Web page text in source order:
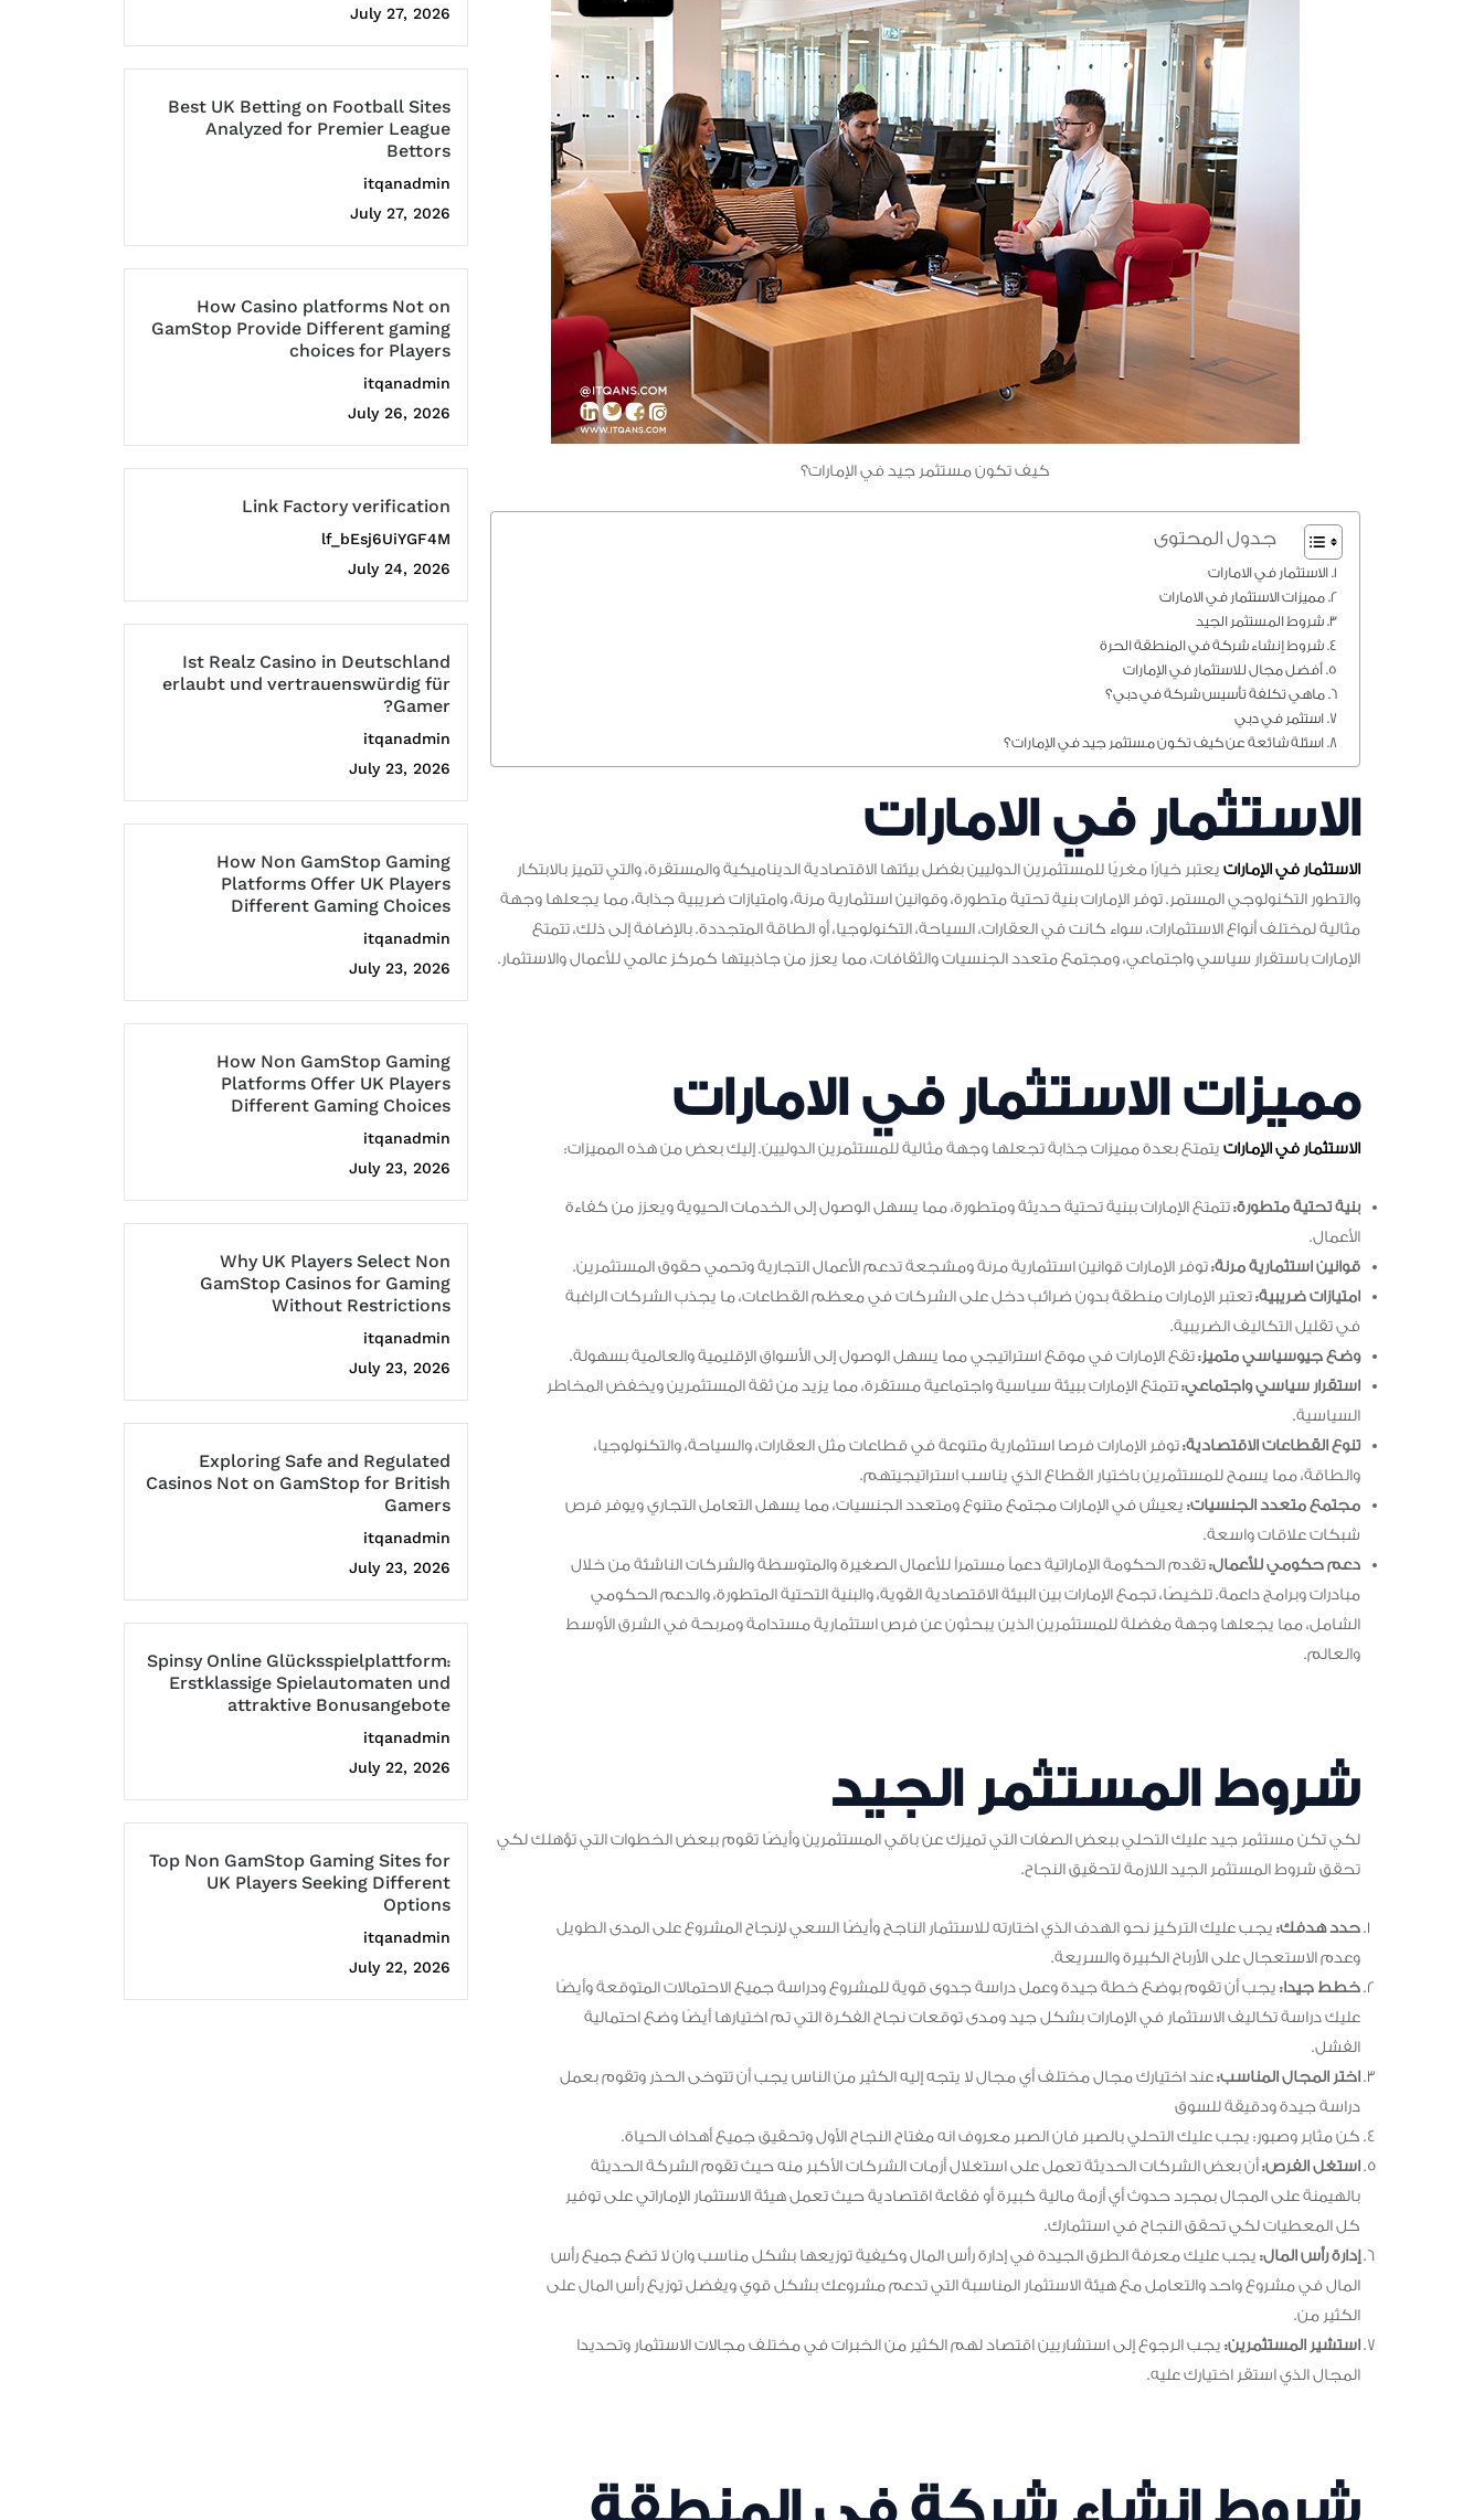
كيف تكون مستثمر جيد في الإمارات؟
جدول المحتوى
الاستثمار في الامارات
مميزات الاستثمار في الامارات
شروط المستثمر الجيد
شروط إنشاء شركة في المنطقة الحرة
أفضل مجال للاستثمار في الإمارات
ماهي تكلفة تأسيس شركة في دبي؟
استثمر في دبي
اسئلة شائعة عن كيف تكون مستثمر جيد في الإمارات؟
الاستثمار في الامارات
الاستثمار في الإمارات يعتبر خيارًا مغريًا للمستثمرين الدوليين بفضل بيئتها الاقتصادية الديناميكية والمستقرة، والتي تتميز بالابتكار
والتطور التكنولوجي المستمر. توفر الإمارات بنية تحتية متطورة، وقوانين استثمارية مرنة، وامتيازات ضريبية جذابة، مما يجعلها وجهة
مثالية لمختلف أنواع الاستثمارات، سواء كانت في العقارات، السياحة، التكنولوجيا، أو الطاقة المتجددة. بالإضافة إلى ذلك، تتمتع
الإمارات باستقرار سياسي واجتماعي، ومجتمع متعدد الجنسيات والثقافات، مما يعزز من جاذبيتها كمركز عالمي للأعمال والاستثمار.
مميزات الاستثمار في الامارات
الاستثمار في الإمارات يتمتع بعدة مميزات جذابة تجعلها وجهة مثالية للمستثمرين الدوليين. إليك بعض من هذه المميزات:
بنية تحتية متطورة:تتمتع الإمارات ببنية تحتية حديثة ومتطورة، مما يسهل الوصول إلى الخدمات الحيوية ويعزز من كفاءة
الأعمال.
قوانين استثمارية مرنة:توفر الإمارات قوانين استثمارية مرنة ومشجعة تدعم الأعمال التجارية وتحمي حقوق المستثمرين.
امتيازات ضريبية:تعتبر الإمارات منطقة بدون ضرائب دخل على الشركات في معظم القطاعات، ما يجذب الشركات الراغبة
في تقليل التكاليف الضريبية.
وضع جيوسياسي متميز:تقع الإمارات في موقع استراتيجي مما يسهل الوصول إلى الأسواق الإقليمية والعالمية بسهولة.
استقرار سياسي واجتماعي:تتمتع الإمارات ببيئة سياسية واجتماعية مستقرة، مما يزيد من ثقة المستثمرين ويخفض المخاطر
السياسية.
تنوع القطاعات الاقتصادية:توفر الإمارات فرصا استثمارية متنوعة في قطاعات مثل العقارات، والسياحة، والتكنولوجيا،
والطاقة، مما يسمح للمستثمرين باختيار القطاع الذي يناسب استراتيجيتهم.
مجتمع متعدد الجنسيات: يعيش في الإمارات مجتمع متنوع ومتعدد الجنسيات، مما يسهل التعامل التجاري ويوفر فرص
شبكات علاقات واسعة.
دعم حكومي للأعمال:تقدم الحكومة الإماراتية دعماً مستمراً للأعمال الصغيرة والمتوسطة والشركات الناشئة من خلال
مبادرات وبرامج داعمة. تلخيصًا، تجمع الإمارات بين البيئة الاقتصادية القوية، والبنية التحتية المتطورة، والدعم الحكومي
الشامل، مما يجعلها وجهة مفضلة للمستثمرين الذين يبحثون عن فرص استثمارية مستدامة ومربحة في الشرق الأوسط
والعالم.
شروط المستثمر الجيد
لكي تكن مستثمر جيد عليك التحلي ببعض الصفات التي تميزك عن باقي المستثمرين وأيضًا تقوم ببعض الخطوات التي تؤهلك لكي
تحقق شروط المستثمر الجيد اللازمة لتحقيق النجاح.
حدد هدفك: يجب عليك التركيز نحو الهدف الذي اختارته للاستثمار الناجح وأيضًا السعي لإنجاح المشروع على المدى الطويل
وعدم الاستعجال على الأرباح الكبيرة والسريعة.
خطط جيدا: يجب أن تقوم بوضع خطة جيدة وعمل دراسة جدوى قوية للمشروع ودراسة جميع الاحتمالات المتوقعة وأيضًا
عليك دراسة تكاليف الاستثمار في الإمارات بشكل جيد ومدى توقعات نجاح الفكرة التي تم اختيارها أيضًا وضع احتمالية
الفشل.
اختر المجال المناسب:عند اختيارك مجال مختلف أي مجال لا يتجه إليه الكثير من الناس يجب أن تتوخى الحذر وتقوم بعمل
دراسة جيدة ودقيقة للسوق
كن مثابر وصبور: يجب عليك التحلي بالصبر فان الصبر معروف انه مفتاح النجاح الأول وتحقيق جميع أهداف الحياة.
استغل الفرص: أن بعض الشركات الحديثة تعمل على استغلال أزمات الشركات الأكبر منه حيث تقوم الشركة الحديثة
بالهيمنة على المجال بمجرد حدوث أي أزمة مالية كبيرة أو فقاعة اقتصادية حيث تعمل هيئة الاستثمار الإماراتي على توفير
كل المعطيات لكي تحقق النجاح في استثمارك.
إدارة رأس المال: يجب عليك معرفة الطرق الجيدة في إدارة رأس المال وكيفية توزيعها بشكل مناسب وان لا تضع جميع رأس
المال في مشروع واحد والتعامل مع هيئة الاستثمار المناسبة التي تدعم مشروعك بشكل قوي ويفضل توزيع رأس المال على
الكثير من.
استشير المستثمرين: يجب الرجوع إلى استشاريين اقتصاد لهم الكثير من الخبرات في مختلف مجالات الاستثمار وتحديدا
المجال الذي استقر اختيارك عليه.
July 27, 2026
Best UK Betting on Football Sites
Analyzed for Premier League
Bettors
itqanadmin
July 27, 2026
How Casino platforms Not on
GamStop Provide Different gaming
choices for Players
itqanadmin
July 26, 2026
Link Factory verification
lf_bEsj6UiYGF4M
July 24, 2026
Ist Realz Casino in Deutschland
erlaubt und vertrauenswürdig für
Gamer?
itqanadmin
July 23, 2026
How Non GamStop Gaming
Platforms Offer UK Players
Different Gaming Choices
itqanadmin
July 23, 2026
How Non GamStop Gaming
Platforms Offer UK Players
Different Gaming Choices
itqanadmin
July 23, 2026
Why UK Players Select Non
GamStop Casinos for Gaming
Without Restrictions
itqanadmin
July 23, 2026
Exploring Safe and Regulated
Casinos Not on GamStop for British
Gamers
itqanadmin
July 23, 2026
Spinsy Online Glücksspielplattform:
Erstklassige Spielautomaten und
attraktive Bonusangebote
itqanadmin
July 22, 2026
Top Non GamStop Gaming Sites for
UK Players Seeking Different
Options
itqanadmin
July 22, 2026